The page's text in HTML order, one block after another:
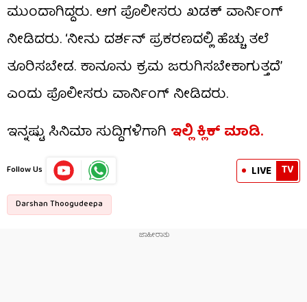
ಮುಂದಾಗಿದ್ದರು. ಆಗ ಪೊಲೀಸರು ಖಡಕ್ ವಾರ್ನಿಂಗ್
ನೀಡಿದರು. ‘ನೀನು ದರ್ಶನ್ ಪ್ರಕರಣದಲ್ಲಿ ಹೆಚ್ಚು ತಲೆ
ತೂರಿಸಬೇಡ. ಕಾನೂನು ಕ್ರಮ ಜರುಗಿಸಬೇಕಾಗುತ್ತದೆ’
ಎಂದು ಪೊಲೀಸರು ವಾರ್ನಿಂಗ್ ನೀಡಿದರು.
ಇನ್ನಷ್ಟು ಸಿನಿಮಾ ಸುದ್ದಿಗಳಿಗಾಗಿ ಇಲ್ಲಿ ಕ್ಲಿಕ್​ ಮಾಡಿ.
Follow Us LIVE TV
Darshan Thoogudeepa